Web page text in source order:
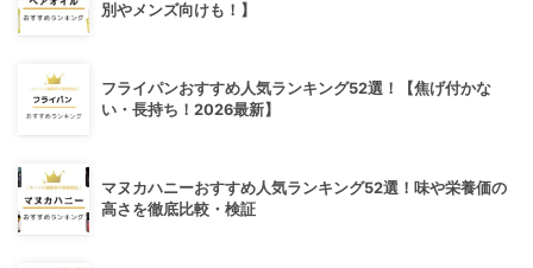
別やメンズ向けも！】
フライパンおすすめ人気ランキング52選！【焦げ付かな
い・長持ち！2026最新】
マヌカハニーおすすめ人気ランキング52選！味や栄養価の
高さを徹底比較・検証